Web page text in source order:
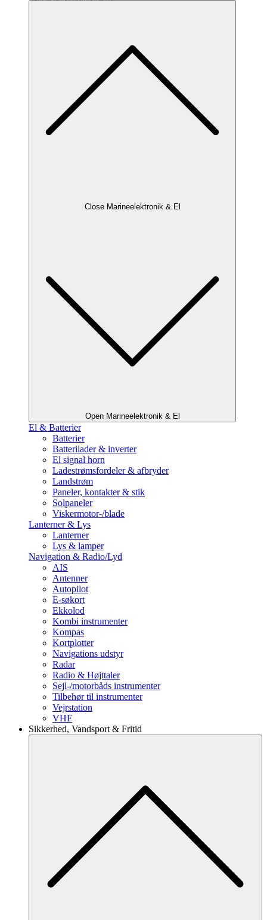
Close Marineelektronik & El
Open Marineelektronik & El
El & Batterier
Batterier
Batterilader & inverter
El signal horn
Ladestrømsfordeler & afbryder
Landstrøm
Paneler, kontakter & stik
Solpaneler
Viskermotor-/blade
Lanterner & Lys
Lanterner
Lys & lamper
Navigation & Radio/Lyd
AIS
Antenner
Autopilot
E-søkort
Ekkolod
Kombi instrumenter
Kompas
Kortplotter
Navigations udstyr
Radar
Radio & Højttaler
Sejl-/motorbåds instrumenter
Tilbehør til instrumenter
Vejrstation
VHF
Sikkerhed, Vandsport & Fritid